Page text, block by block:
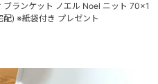
ランケット ノエル Noel ニット 70×1
) ※紙袋付き プレゼント